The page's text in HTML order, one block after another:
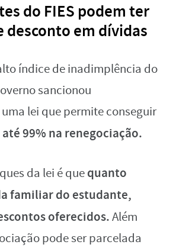
do FIES podem ter
desconto em dívidas
índice de inadimplência do
sancionou
lei que permite conseguir
99% na renegociação.
da lei é quequanto
familiar do estudante,
oferecidos.Além
pode ser parcelada